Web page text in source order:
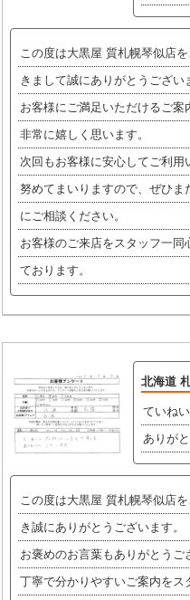
この度は大黒屋 質札幌琴似店
きまして誠にありがとうござい
お客様にご満足いただけるご案
非常に嬉しく思います。
次回もお客様に安心してご利用
努めてまいりますので、ぜひま
にご相談ください。
お客様のご来店をスタッフ一同
ております。
北海道
ていね
ありが
この度は大黒屋 質札幌琴似店
き誠にありがとうございます。
お褒めのお言葉もありがとうご
丁寧で分かりやすいご案内をス